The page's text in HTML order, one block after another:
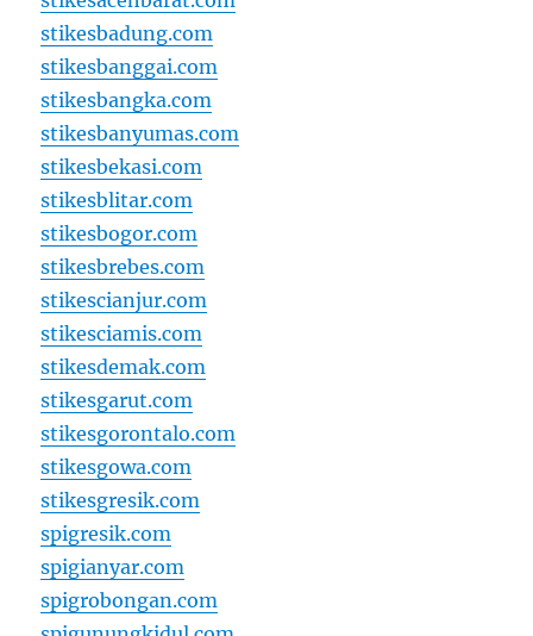
stikesbadung.com
stikesbanggai.com
stikesbangka.com
stikesbanyumas.com
stikesbekasi.com
stikesblitar.com
stikesbogor.com
stikesbrebes.com
stikescianjur.com
stikesciamis.com
stikesdemak.com
stikesgarut.com
stikesgorontalo.com
stikesgowa.com
stikesgresik.com
spigresik.com
spigianyar.com
spigrobongan.com